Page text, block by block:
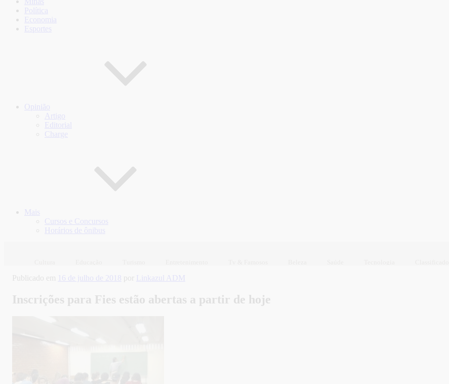
Política
Economia
Esportes
Opinião
Artigo
Editorial
Charge
Mais
Cursos e Concursos
Horários de ônibus
Publicado em 16 de julho de 2018 por Linkazul ADM
Inscrições para Fies estão abertas a partir de hoje